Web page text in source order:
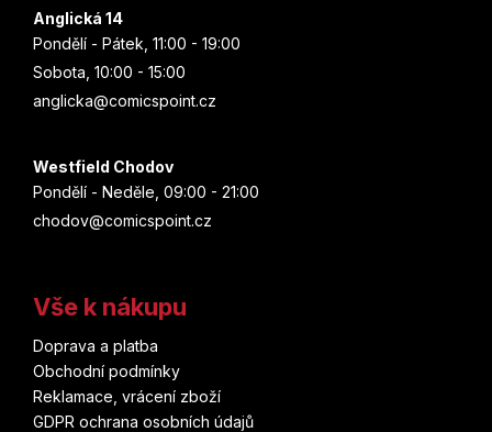
Anglická 14
Pondělí - Pátek, 11:00 - 19:00
Sobota, 10:00 - 15:00
anglicka@comicspoint.cz
Westfield Chodov
Pondělí - Neděle, 09:00 - 21:00
chodov@comicspoint.cz
Vše k nákupu
Doprava a platba
Obchodní podmínky
Reklamace, vrácení zboží
GDPR ochrana osobních údajů